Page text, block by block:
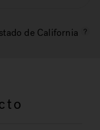
de California